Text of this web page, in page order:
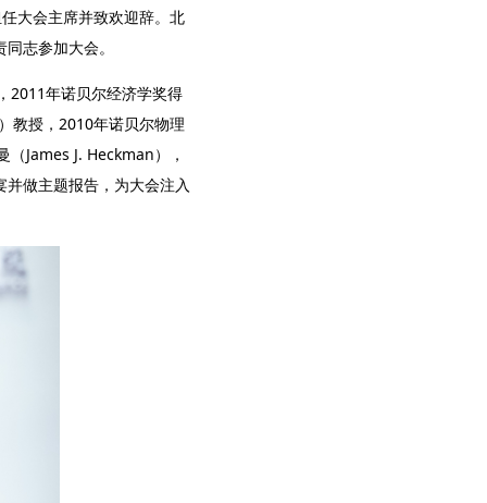
大会主席并致欢迎辞。北
志参加大会。
2011年诺贝尔经济学奖得
教授，2010年诺贝尔物理
James J. Heckman），
做主题报告，为大会注入